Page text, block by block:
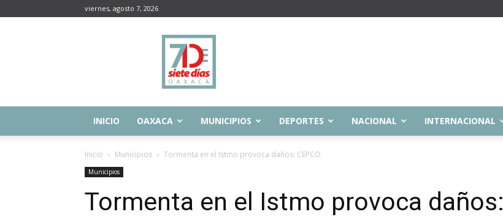
viernes, agosto 7, 2026
Siete
Días
Oaxaca
INICIO OAXACA MUNICIPIOS DEPORTES NACIONAL INTERNACIONAL
Inicio Municipios Tormenta en el Istmo provoca daños: CEPCO
Municipios
Tormenta en el Istmo provoca daños: